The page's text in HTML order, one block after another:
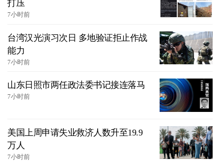
打压
7小时前
台湾汉光演习次日 多地验证拒止作战
能力
7小时前
山东日照市两任政法委书记接连落马
7小时前
美国上周申请失业救济人数升至19.9
万人
7小时前